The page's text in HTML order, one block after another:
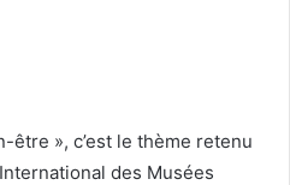
être », c’est le thème retenu
des Musées